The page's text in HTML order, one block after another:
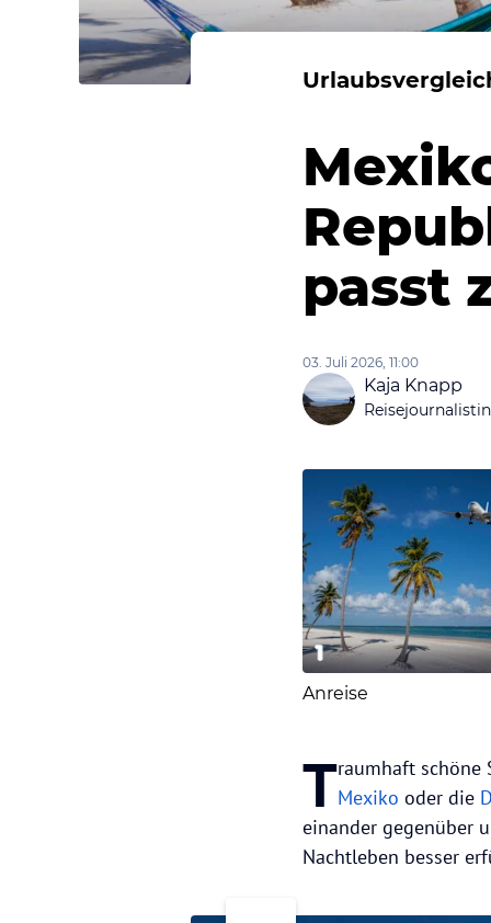
passt
03. Juli 2026, 11:00
Kaja Knapp
Reisejournalistin
1
Anreise
Traumhaft schöne
Mexiko oder die
einander gegenüber
Nachtleben besser